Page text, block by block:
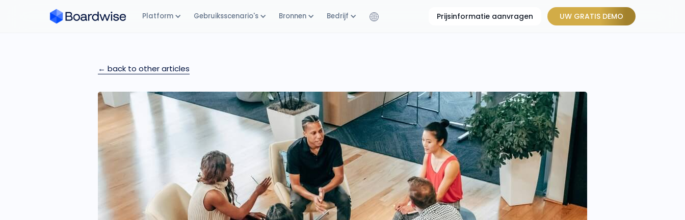
Platform Gebruiksscenario's Bronnen Bedrijf Prijsinformatie aanvragen UW GRATIS DEMO
← back to other articles